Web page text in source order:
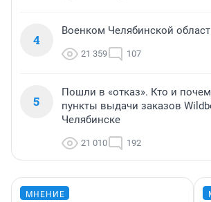
4
Военком Челябинской
21 359 107
5
Пошли в «отказ». Кто и
пункты выдачи заказов
Челябинске
21 010 192
МНЕНИЕ